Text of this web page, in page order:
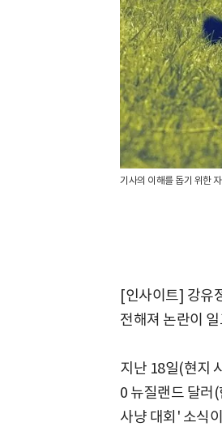
기사의 이해를 돕기 위한
[인사이트] 강유
전해져 논란이
지난 18일(현지
0 뉴질랜드 달러
사냥 대회' 소식